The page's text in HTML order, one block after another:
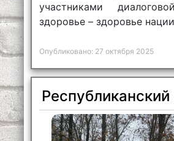
участниками
здоровье – здоровье
Опубликовано: 27 октября 2025
Республиканский